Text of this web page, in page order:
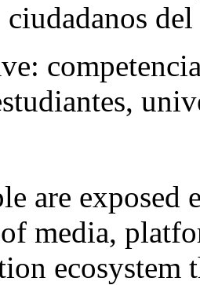
ciudadanos
:
are exposed
media,